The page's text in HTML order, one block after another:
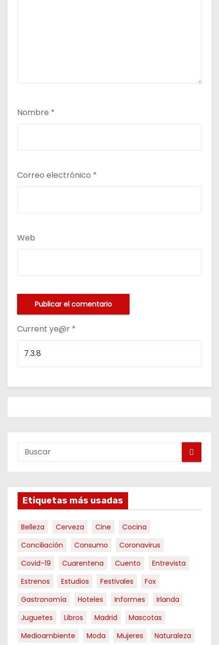
Nombre *
Correo electrónico *
Web
Current ye@r *
Etiquetas más usadas
Belleza Cerveza Cine
Cocina
Conciliación
Consumo
Coronavirus
Covid-19
Cuarentena Cuento
Entrevista
Estrenos
Estudios Festivales
Fox
Gastronomía
Hoteles Informes
Irlanda
Juguetes
Libros Madrid
Mascotas
Medioambiente
Moda Mujeres
Naturaleza